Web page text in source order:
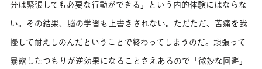
分は緊張しても必要な行動ができる」という内的体験にはならな
い。その結果、脳の学習も上書きされない。ただただ、苦痛を我
慢して耐えしのんだということで終わってしまうのだ。頑張って
暴露したつもりが逆効果になることさえあるので「微妙な回避」